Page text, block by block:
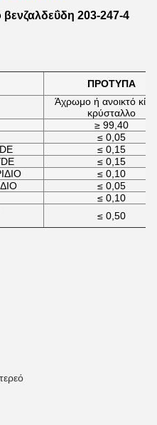
203-247-4
ΠΡΟΤΥΠΑ
Άχρωμο ή ανοικτό
κρύσταλλο
≥ 99,40
≤ 0,05
≤ 0,15
≤ 0,15
≤ 0,10
≤ 0,05
≤ 0,10
≤ 0,50